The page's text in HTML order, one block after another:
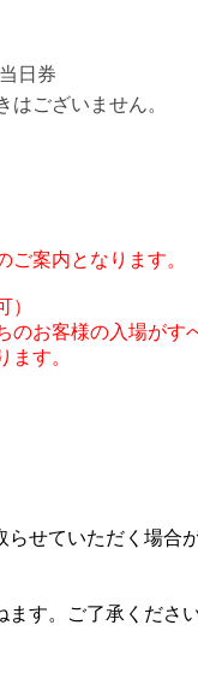
日券
ございません。
案内となります。
）
のお客様の入場がす
ます。
せていただく場合
す。ご了承ください